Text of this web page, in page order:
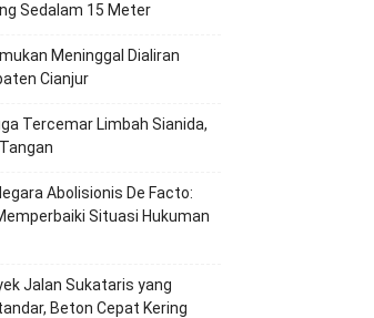
Sedalam 15 Meter
Meninggal Dialiran
Cianjur
Tercemar Limbah Sianida,
Abolisionis De Facto:
Situasi Hukuman
Jalan Sukataris yang
Beton Cepat Kering